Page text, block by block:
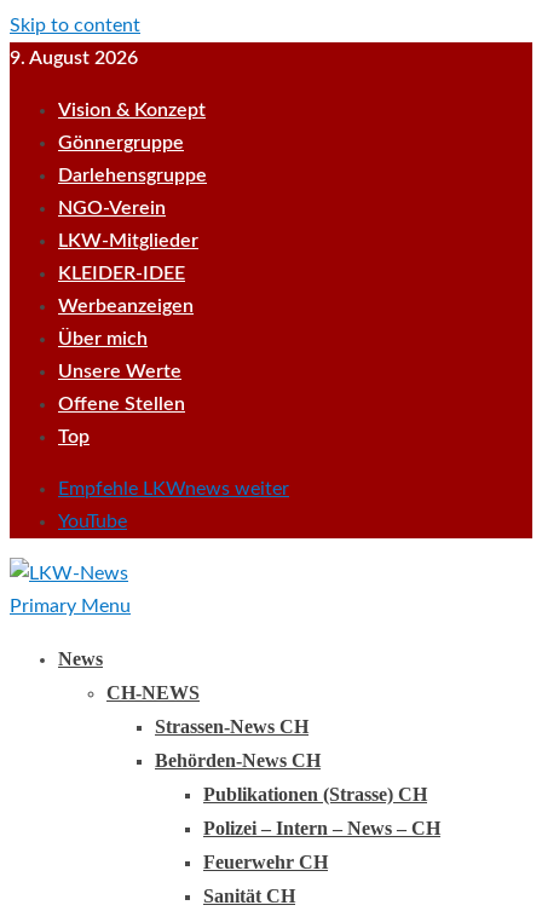
Skip to content
9. August 2026
Vision & Konzept
Gönnergruppe
Darlehensgruppe
NGO-Verein
LKW-Mitglieder
KLEIDER-IDEE
Werbeanzeigen
Über mich
Unsere Werte
Offene Stellen
Top
Empfehle LKWnews weiter
YouTube
Primary Menu
News
CH-NEWS
Strassen-News CH
Behörden-News CH
Publikationen (Strasse) CH
Polizei – Intern – News – CH
Feuerwehr CH
Sanität CH